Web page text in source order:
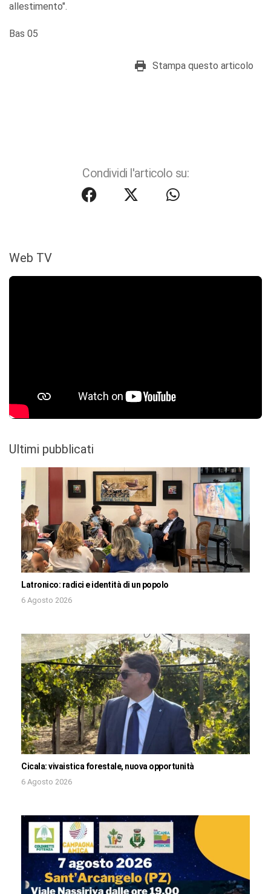
allestimento".
Bas 05
Stampa questo articolo
Condividi l'articolo su:
Web TV
Ultimi pubblicati
Latronico: radici e identità di un popolo
6 Agosto 2026
Cicala: vivaistica forestale, nuova opportunità
6 Agosto 2026